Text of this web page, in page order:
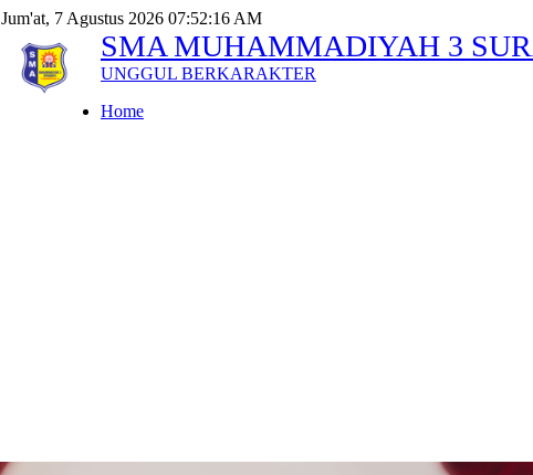
Jum'at, 7 Agustus 2026 07:52:18 AM
SMA MUHAMMADIYAH 3
UNGGUL BERKARAKTER
Home